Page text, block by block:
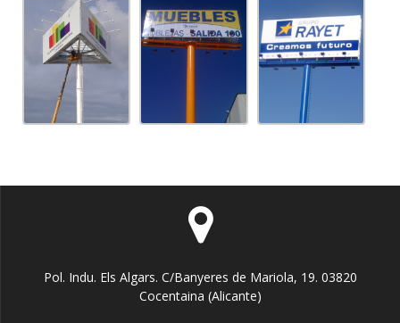
Pol. Indu. Els Algars. C/Banyeres de Mariola, 19. 03820
Cocentaina (Alicante)